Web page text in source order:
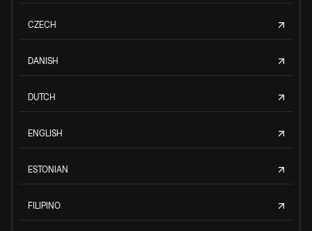
CZECH
DANISH
DUTCH
ENGLISH
ESTONIAN
FILIPINO